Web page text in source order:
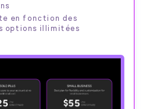
en fonction des
options illimitées